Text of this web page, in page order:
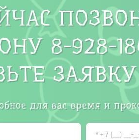
8-928-
ЗАЯВКУ
для вас время и